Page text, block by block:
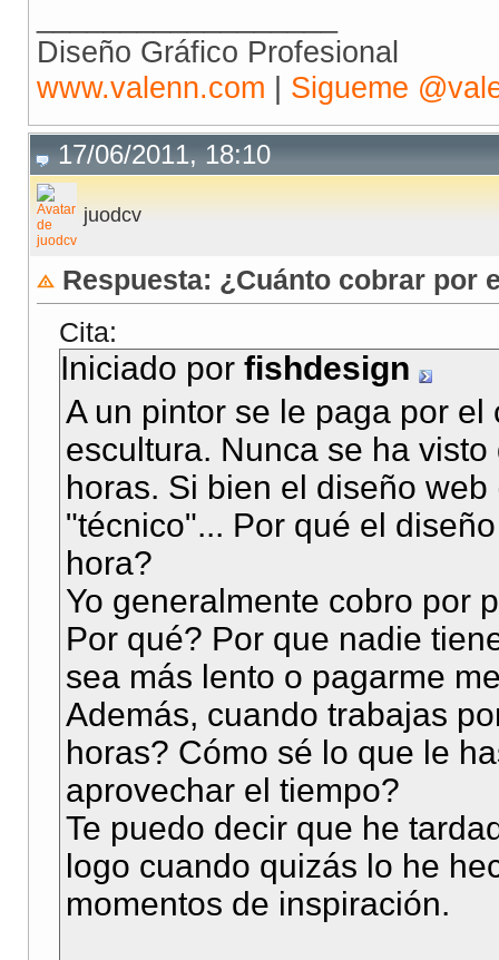
Diseño Gráfico Profesional
www.valenn.com | Sigueme
17/06/2011, 18:10
juodcv
Respuesta: ¿Cuánto cobrar por
Cita:
Iniciado por fishdesign
A un pintor se le paga por
escultura. Nunca se ha
horas. Si bien el diseño
"técnico"... Por qué el
hora?
Yo generalmente cobro por
Por qué? Por que nadie
sea más lento o pagarme
Además, cuando trabajas
horas? Cómo sé lo que le
aprovechar el tiempo?
Te puedo decir que he
logo cuando quizás lo he
momentos de inspiración.